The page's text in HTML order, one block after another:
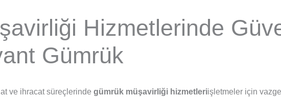
Hizmetlerinde
Gümrük
ve ihracat süreçlerinde gümrük müşavirliği hizmetleriişletmeler için